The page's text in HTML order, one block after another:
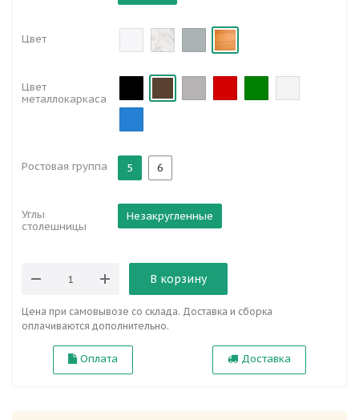
Цвет
Цвет
металлокаркаса
Ростовая группа 5 6
Углы
столешницы
Незакругленные
В корзину
Цена при самовывозе со склада. Доставка и сборка
оплачиваются дополнительно.
Оплата Доставка